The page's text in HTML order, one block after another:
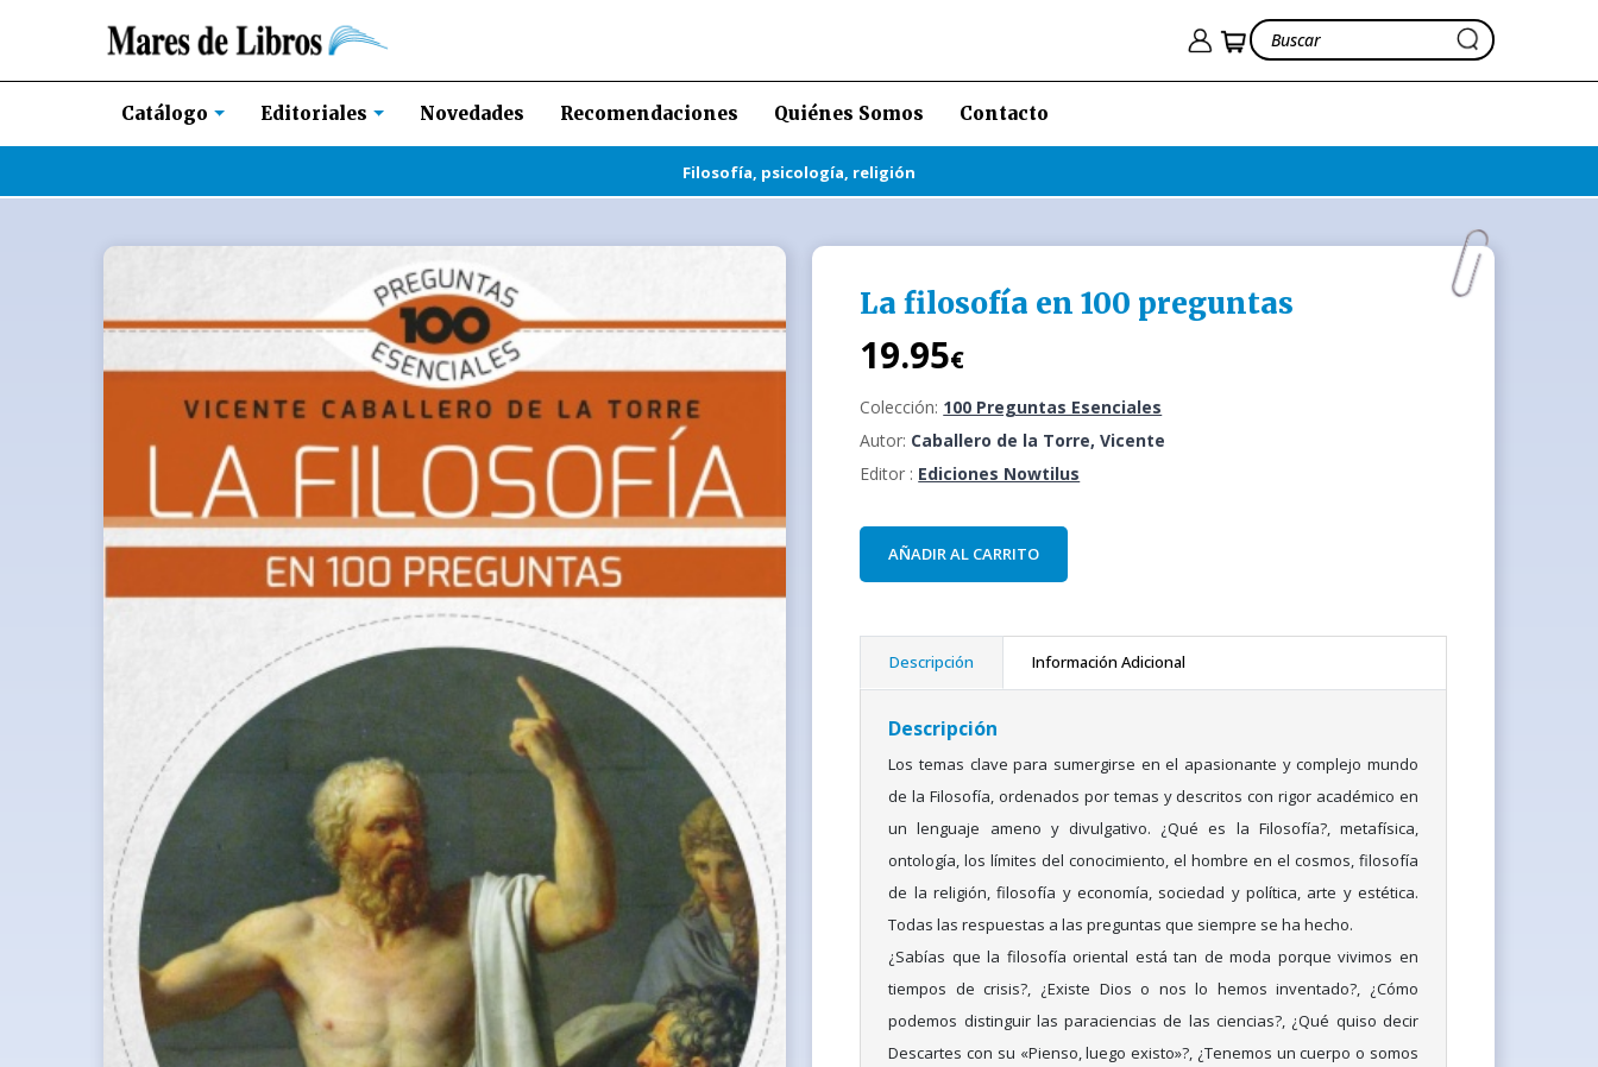
Catálogo Editoriales Novedades Recomendaciones Quiénes Somos Contacto
Filosofía, psicología, religión
La filosofía en 100 preguntas
19.95€
Colección: 100 Preguntas Esenciales
Autor: Caballero de la Torre, Vicente
Editor : Ediciones Nowtilus
AÑADIR AL CARRITO
Descripción Información Adicional
Descripción
Los temas clave para sumergirse en el apasionante y complejo mundo
de la Filosofía, ordenados por temas y descritos con rigor académico en
un lenguaje ameno y divulgativo. ¿Qué es la Filosofía?, metafísica,
ontología, los límites del conocimiento, el hombre en el cosmos, filosofía
de la religión, filosofía y economía, sociedad y política, arte y estética.
Todas las respuestas a las preguntas que siempre se ha hecho.
¿Sabías que la filosofía oriental está tan de moda porque vivimos en
tiempos de crisis?, ¿Existe Dios o nos lo hemos inventado?, ¿Cómo
podemos distinguir las paraciencias de las ciencias?, ¿Qué quiso decir
Descartes con su «Pienso, luego existo»?, ¿Tenemos un cuerpo o somos